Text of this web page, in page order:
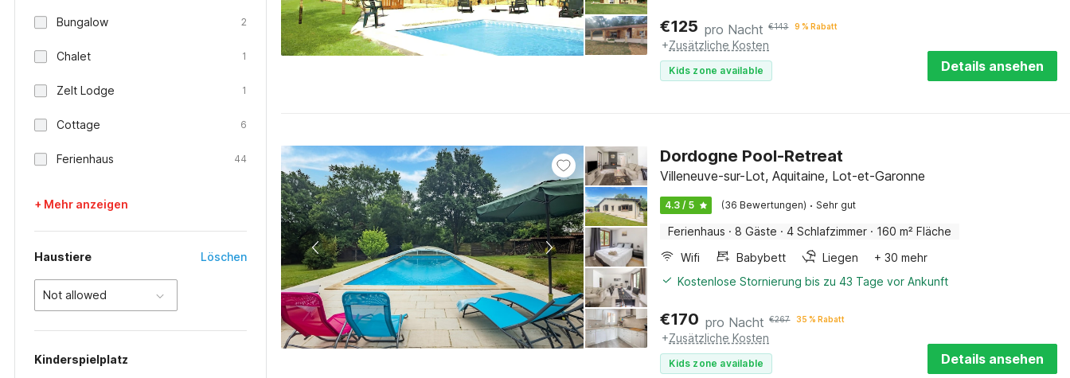
Bungalow 2
Chalet 1
Zelt Lodge 1
Cottage 6
Ferienhaus 44
+ Mehr anzeigen
Haustiere Löschen
Not allowed
Kinderspielplatz
€125 pro Nacht €143 9 % Rabatt
+Zusätzliche Kosten
Kids zone available Details ansehen
Dordogne Pool-Retreat
Villeneuve-sur-Lot, Aquitaine, Lot-et-Garonne
4.3 / 5 (36 Bewertungen) · Sehr gut
Ferienhaus · 8 Gäste · 4 Schlafzimmer · 160 m² Fläche
Wifi
Babybett Liegen
+ 30 mehr
Kostenlose Stornierung bis zu 43 Tage vor Ankunft
€170 pro Nacht €267 35 % Rabatt
+Zusätzliche Kosten
Kids zone available Details ansehen